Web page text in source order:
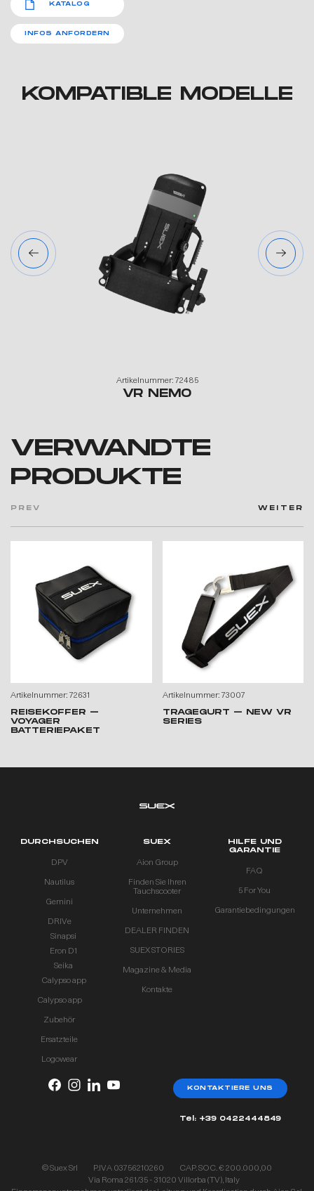
KATALOG
INFOS ANFORDERN
KOMPATIBLE MODELLE
Artikelnummer: 72485
VR NEMO
VERWANDTE
PRODUKTE
PREV WEITER
Artikelnummer: 72631
REISEKOFFER –
VOYAGER
BATTERIEPAKET
Artikelnummer: 73007
TRAGEGURT – NEW VR
SERIES
DURCHSUCHEN
DPV
Nautilus
Gemini
DRIVe
Sinapsi
Eron D1
Seika
Calypso app
Calypso app
Zubehör
Ersatzteile
Logowear
SUEX
Aion Group
Finden Sie Ihren
Tauchscooter
Unternehmen
DEALER FINDEN
SUEX STORIES
Magazine & Media
Kontakte
HILFE UND
GARANTIE
FAQ
5 For You
Garantiebedingungen
KONTAKTIERE UNS
Tel: +39 0422444849
© Suex Srl P.IVA 03756210260
CAP. SOC. € 200.000,00
Via Roma 261/35 - 31020 Villorba (TV), Italy